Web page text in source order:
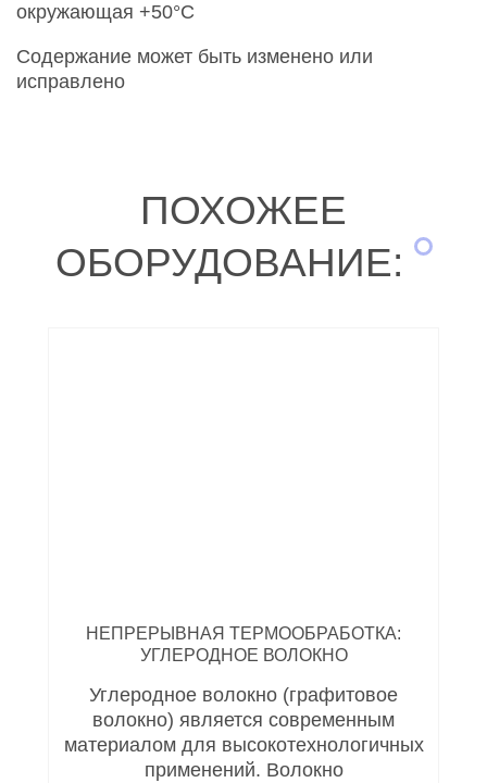
окружающая +50°C
Содержание может быть изменено или
исправлено
ПОХОЖЕЕ
ОБОРУДОВАНИЕ:
НЕПРЕРЫВНАЯ ТЕРМООБРАБОТКА:
УГЛЕРОДНОЕ ВОЛОКНО
Углеродное волокно (графитовое
волокно) является современным
материалом для высокотехнологичных
применений. Волокно